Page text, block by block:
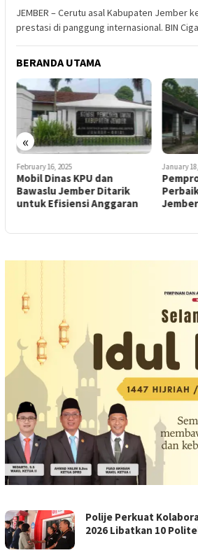
JEMBER – Cerutu asal Kabupaten Jember
prestasi di panggung internasional. BIN
BERANDA UTAMA
«
February 16, 2025
Mobil Dinas KPU dan
Bawaslu Jember Ditarik
untuk Efisiensi Anggaran
January
Jember
BERANDABACA.IDPolije Perkuat
2026 Libatkan 10